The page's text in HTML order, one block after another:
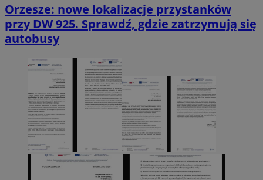
Orzesze: nowe lokalizacje przystanków
przy DW 925. Sprawdź, gdzie zatrzymują się
autobusy